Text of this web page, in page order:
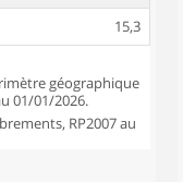
15,3
géographique
01/01/2026.
RP2007 au